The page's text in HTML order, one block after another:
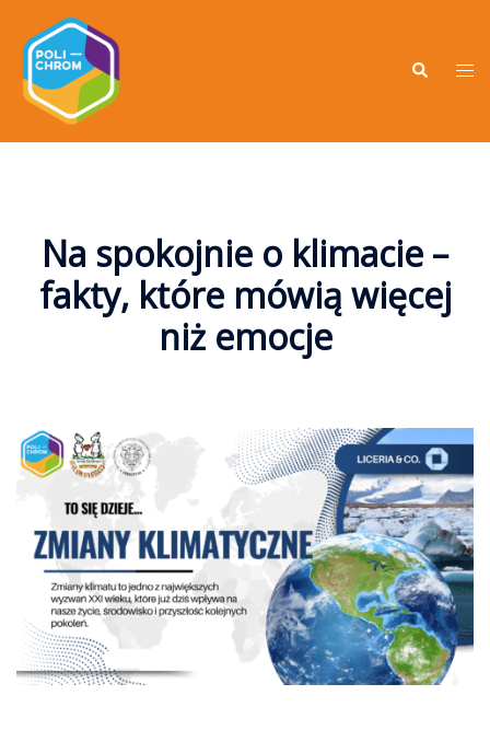
Na spokojnie o klimacie –
fakty, które mówią więcej
niż emocje